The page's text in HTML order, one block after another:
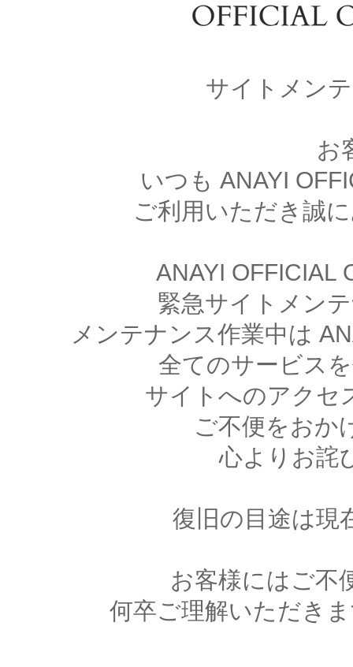
サイトメン
お
いつも ANAYI
ご利用いただき誠
ANAYI OFFICIAL
緊急サイトメン
メンテナンス作業中は
全てのサービス
サイトへのアクセ
ご不便をおか
心よりお詫
復旧の目途は現
お客様にはご不
何卒ご理解いただき